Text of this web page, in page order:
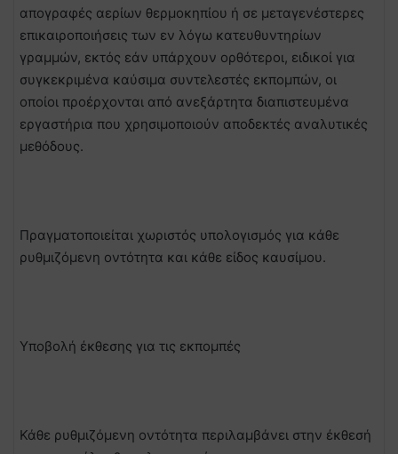
απογραφές αερίων θερμοκηπίου ή σε μεταγενέστερες
επικαιροποιήσεις των εν λόγω κατευθυντηρίων
γραμμών, εκτός εάν υπάρχουν ορθότεροι, ειδικοί για
συγκεκριμένα καύσιμα συντελεστές εκπομπών, οι
οποίοι προέρχονται από ανεξάρτητα διαπιστευμένα
εργαστήρια που χρησιμοποιούν αποδεκτές αναλυτικές
μεθόδους.
Πραγματοποιείται χωριστός υπολογισμός για κάθε
ρυθμιζόμενη οντότητα και κάθε είδος καυσίμου.
Υποβολή έκθεσης για τις εκπομπές
Κάθε ρυθμιζόμενη οντότητα περιλαμβάνει στην έκθεσή